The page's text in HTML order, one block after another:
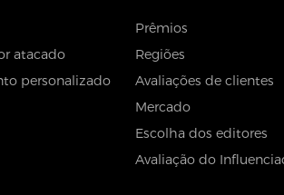
atacado
personalizado
Prêmios
Regiões
Avaliações de clientes
Mercado
Escolha dos editores
Avaliação do